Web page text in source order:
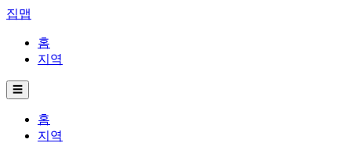
집맵
홈
지역
☰
홈
지역